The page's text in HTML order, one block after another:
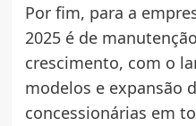
Por fim, para a
2025 é de
crescimento, com o
modelos e expansão
concessionárias em